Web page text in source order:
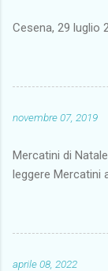
Cesena, 29
novembre 07, 2019
Mercatini di
leggere Mercatini
aprile 08, 2022